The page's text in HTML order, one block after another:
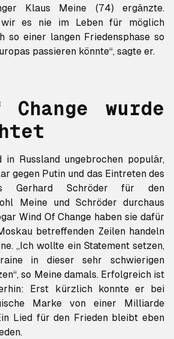
Klaus Meine (74) ergänzte.
wir es nie im Leben für möglich
so einer langen Friedensphase so
passieren könnte“, sagte er.
wurde
in Russland ungebrochen populär,
gegen Putin und das Eintreten des
Gerhard Schröder für den
Meine und Schröder durchaus
Wind Of Change haben sie dafür
betreffenden Zeilen handeln
„Ich wollte ein Statement setzen,
in dieser sehr schwierigen
so Meine damals. Erfolgreich ist
Erst kürzlich konnte er bei
Marke von einer Milliarde
Lied für den Frieden bleibt eben